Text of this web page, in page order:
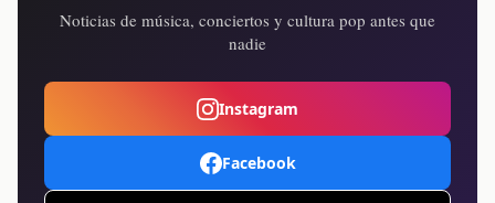
Noticias de música, conciertos y cultura pop antes que
nadie
Instagram
Facebook